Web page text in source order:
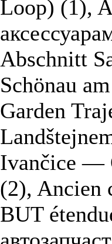
Loop) (1),
Abschnitt
Schönau
Garden
Ivančice —
(2), Ancien
BUT